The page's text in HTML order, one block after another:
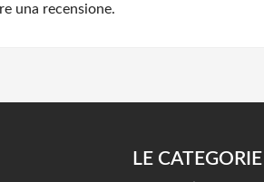
una recensione.
LE CATEGORIE